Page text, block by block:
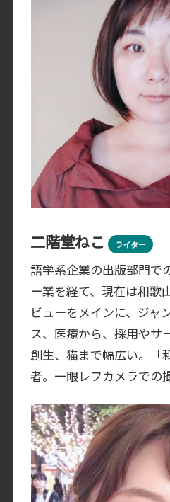
二階堂ねこ ライター
語学系企業の出版部門で
ー業を経て、現在は和歌
ビューをメインに、ジャ
ス、医療から、採用やサ
創生、猫まで幅広い。「
者。一眼レフカメラでの